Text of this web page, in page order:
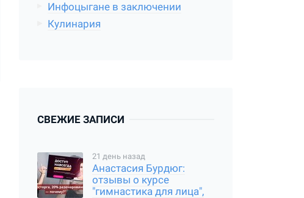
Инфоцыгане в заключении
Кулинария
СВЕЖИЕ ЗАПИСИ
21 день назад
Анастасия Бурдюг:
отзывы о курсе
"гимнастика для лица",